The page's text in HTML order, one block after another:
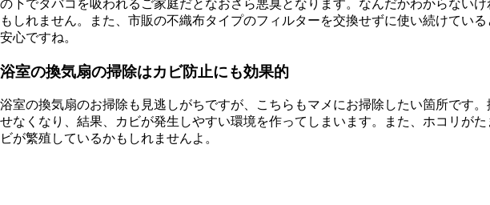
の下でタバコを吸われるご家庭だとなおさら悪臭となります。なんだかわからない
もしれません。また、市販の不織布タイプのフィルターを交換せずに使い続けてい
安心ですね。
浴室の換気扇の掃除はカビ防止にも効果的
浴室の換気扇のお掃除も見逃しがちですが、こちらもマメにお掃除したい箇所です
せなくなり、結果、カビが発生しやすい環境を作ってしまいます。また、ホコリが
ビが繁殖しているかもしれませんよ。